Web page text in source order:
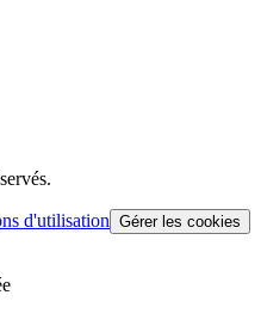
d'utilisation Gérer les cookies